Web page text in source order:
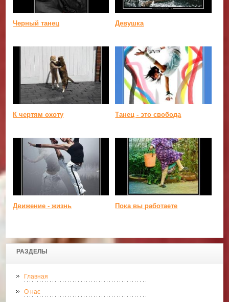
РАЗДЕЛЫ
Главная
О нас
Черный танец Девушка
К чертям охоту Танец - это свобода
Движение - жизнь Пока вы работаете